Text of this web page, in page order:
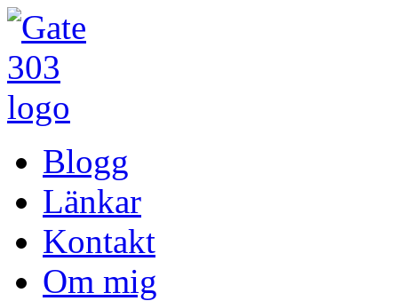
Blogg
Länkar
Kontakt
Om mig